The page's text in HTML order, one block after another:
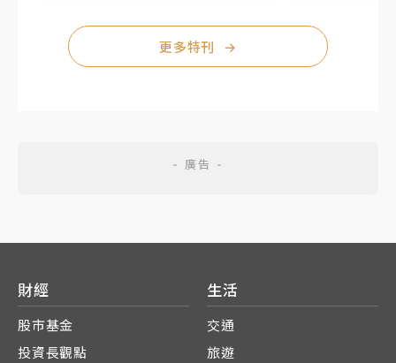
更多特刊 →
財經
股市基金
投資長觀點
生活
交通
旅遊